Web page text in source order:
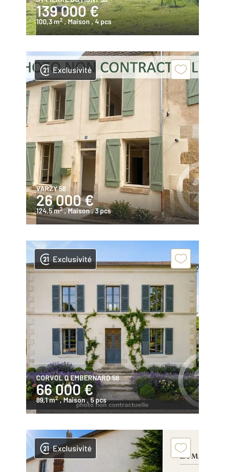
139 000 €
100,3 m2 , Maison, 4 pcs
Exclusivité
VARZY 58
26 000 €
124,5 m2 , Maison, 3 pcs
Exclusivité
CORVOL D EMBERNARD 58
66 000 €
89,1 m2 , Maison, 5 pcs
Exclusivité